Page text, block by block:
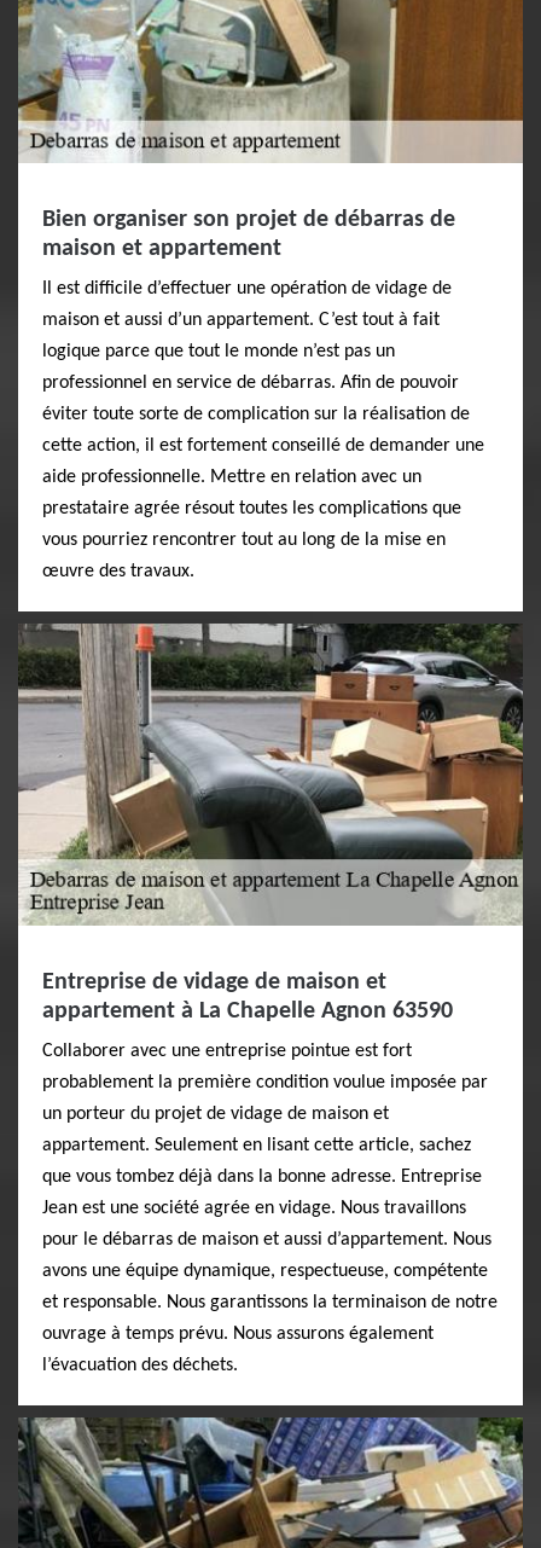
Bien organiser son projet de débarras de
maison et appartement
Il est difficile d’effectuer une opération de vidage de
maison et aussi d’un appartement. C’est tout à fait
logique parce que tout le monde n’est pas un
professionnel en service de débarras. Afin de pouvoir
éviter toute sorte de complication sur la réalisation de
cette action, il est fortement conseillé de demander une
aide professionnelle. Mettre en relation avec un
prestataire agrée résout toutes les complications que
vous pourriez rencontrer tout au long de la mise en
œuvre des travaux.
Entreprise de vidage de maison et
appartement à La Chapelle Agnon 63590
Collaborer avec une entreprise pointue est fort
probablement la première condition voulue imposée par
un porteur du projet de vidage de maison et
appartement. Seulement en lisant cette article, sachez
que vous tombez déjà dans la bonne adresse. Entreprise
Jean est une société agrée en vidage. Nous travaillons
pour le débarras de maison et aussi d’appartement. Nous
avons une équipe dynamique, respectueuse, compétente
et responsable. Nous garantissons la terminaison de notre
ouvrage à temps prévu. Nous assurons également
l’évacuation des déchets.